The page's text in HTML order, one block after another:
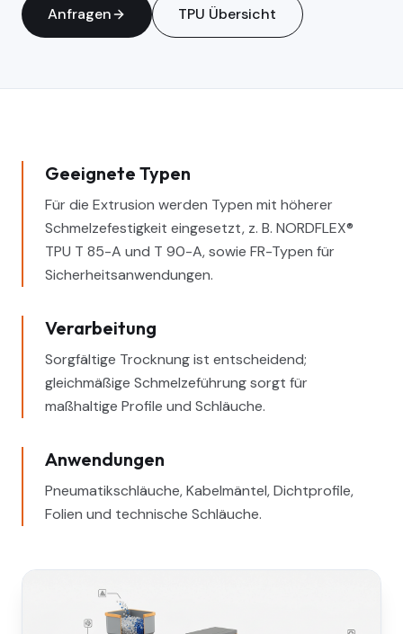
Anfragen TPU Übersicht
Geeignete Typen
Für die Extrusion werden Typen mit höherer
Schmelzefestigkeit eingesetzt, z. B. NORDFLEX®
TPU T 85-A und T 90-A, sowie FR-Typen für
Sicherheitsanwendungen.
Verarbeitung
Sorgfältige Trocknung ist entscheidend;
gleichmäßige Schmelzeführung sorgt für
maßhaltige Profile und Schläuche.
Anwendungen
Pneumatikschläuche, Kabelmäntel, Dichtprofile,
Folien und technische Schläuche.